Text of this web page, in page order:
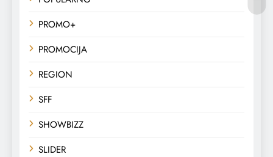
PROMO+
PROMOCIJA
REGION
SFF
SHOWBIZZ
SLIDER